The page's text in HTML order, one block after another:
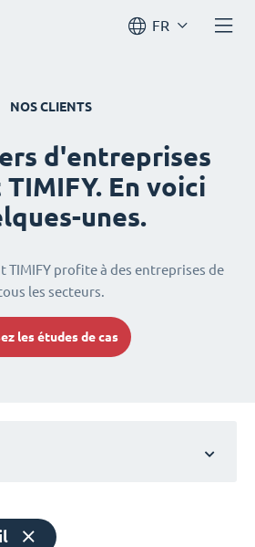
FR
NOS CLIENTS
d'entreprises
En voici
unes.
TIMIFY profite à des entreprises de
les secteurs.
les études de cas